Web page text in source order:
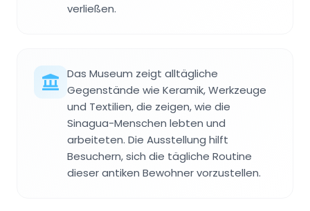
verließen.
Das Museum zeigt alltägliche
Gegenstände wie Keramik, Werkzeuge
und Textilien, die zeigen, wie die
Sinagua-Menschen lebten und
arbeiteten. Die Ausstellung hilft
Besuchern, sich die tägliche Routine
dieser antiken Bewohner vorzustellen.